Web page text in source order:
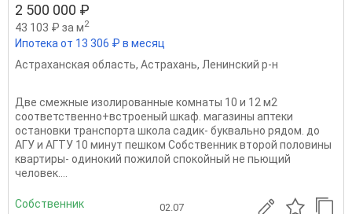
2 500 000 ₽
43 103 ₽ за м2
Ипотека от 13 306 ₽ в месяц
Астраханская область, Астрахань, Ленинский р-н
Две смежные изолированные комнаты 10 и 12 м2
соответственно+встроеный шкаф. магазины аптеки
остановки транспорта школа садик- буквально рядом. до
АГУ и АГТУ 10 минут пешком Собственник второй половины
квартиры- одинокий пожилой спокойный не пьющий
человек....
Собственник 02.07